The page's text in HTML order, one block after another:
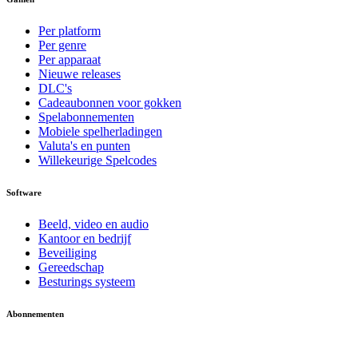
Per platform
Per genre
Per apparaat
Nieuwe releases
DLC's
Cadeaubonnen voor gokken
Spelabonnementen
Mobiele spelherladingen
Valuta's en punten
Willekeurige Spelcodes
Software
Beeld, video en audio
Kantoor en bedrijf
Beveiliging
Gereedschap
Besturings systeem
Abonnementen